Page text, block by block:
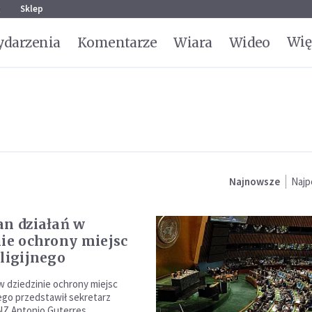
Sklep
Komentarze Wiara Wideo
Najnowsze
działań w
ochrony miejsc
dziedzinie ochrony miejsc
przedstawił sekretarz